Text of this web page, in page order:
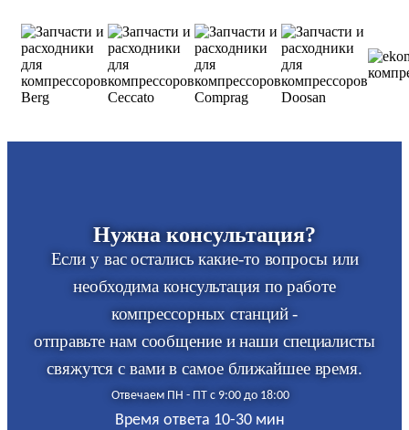
Нужна консультация?
Если у вас остались какие-то вопросы или
необходима консультация по работе
компрессорных станций -
отправьте нам сообщение и наши специалисты
свяжутся с вами в самое ближайшее время.
Отвечаем ПН - ПТ с 9:00 до 18:00
Время ответа 10-30 мин